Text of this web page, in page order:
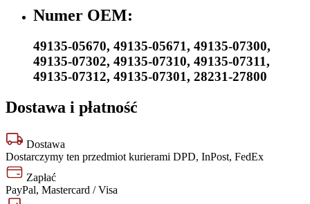
Numer OEM:
49135-05670, 49135-05671, 49135-07300,
49135-07302, 49135-07310, 49135-07311,
49135-07312, 49135-07301, 28231-27800
Dostawa i płatność
Dostawa
Dostarczymy ten przedmiot kurierami DPD, InPost, FedEx
Zapłać
PayPal, Mastercard / Visa